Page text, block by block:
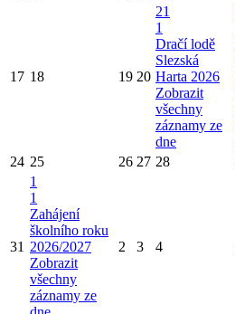
17 18 19 20
21
1
Dračí lodě
Slezská
Harta 2026
Zobrazit
všechny
záznamy ze
dne
24 25 26 27 28
31
1
1
Zahájení
školního roku
2026/2027
Zobrazit
všechny
záznamy ze
2 3 4